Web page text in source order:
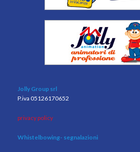
Jolly Group srl
P.iva 05126170652
privacy policy
Whistelbowing- segnalazioni